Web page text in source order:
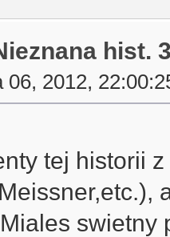
hist.
06, 2012,
tej historii
swietny